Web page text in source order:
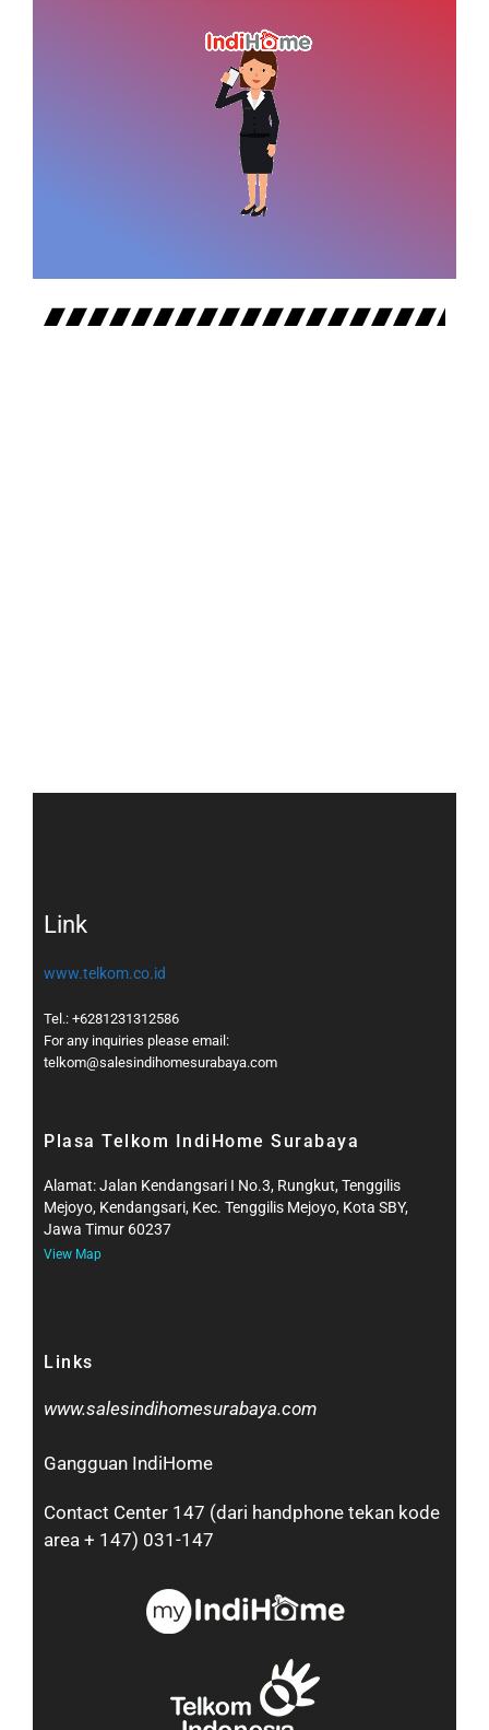
Link
www.telkom.co.id
Tel.: +6281231312586
For any inquiries please email:
telkom@salesindihomesurabaya.com​
Plasa Telkom IndiHome Surabaya
Alamat: Jalan Kendangsari I No.3, Rungkut, Tenggilis
Mejoyo, Kendangsari, Kec. Tenggilis Mejoyo, Kota SBY,
Jawa Timur 60237
View Map
Links
www.salesindihomesurabaya.com​
Gangguan IndiHome
Contact Center 147 (dari handphone tekan kode
area + 147) 031-147